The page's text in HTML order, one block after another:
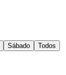
Sábado Todos